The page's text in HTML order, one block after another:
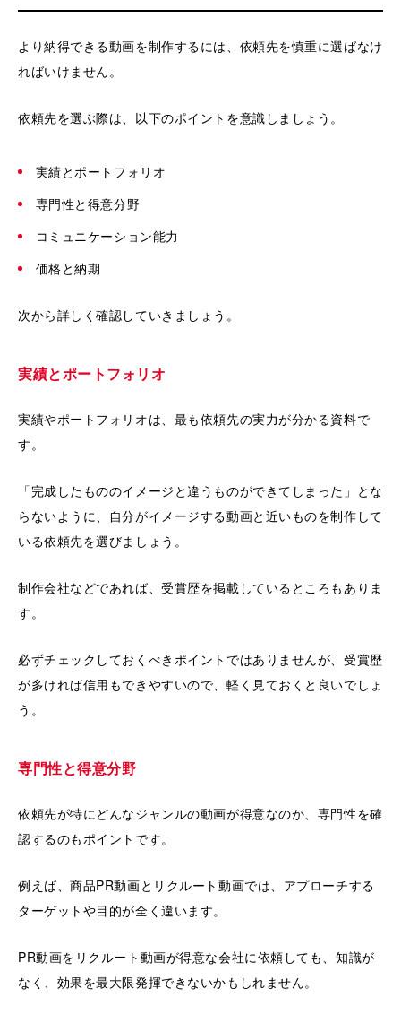
より納得できる動画を制作するには、依頼先を慎重に選ばなけ
ればいけません。
依頼先を選ぶ際は、以下のポイントを意識しましょう。
実績とポートフォリオ
専門性と得意分野
コミュニケーション能力
価格と納期
次から詳しく確認していきましょう。
実績とポートフォリオ
実績やポートフォリオは、最も依頼先の実力が分かる資料で
す。
「完成したもののイメージと違うものができてしまった」とな
らないように、自分がイメージする動画と近いものを制作して
いる依頼先を選びましょう。
制作会社などであれば、受賞歴を掲載しているところもありま
す。
必ずチェックしておくべきポイントではありませんが、受賞歴
が多ければ信用もできやすいので、軽く見ておくと良いでしょ
う。
専門性と得意分野
依頼先が特にどんなジャンルの動画が得意なのか、専門性を確
認するのもポイントです。
例えば、商品PR動画とリクルート動画では、アプローチする
ターゲットや目的が全く違います。
PR動画をリクルート動画が得意な会社に依頼しても、知識が
なく、効果を最大限発揮できないかもしれません。